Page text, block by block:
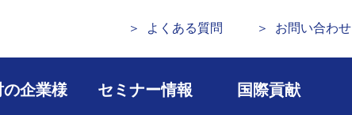
よくある質問
お問い合わせ
の企業様 セミナー情報 国際貢献